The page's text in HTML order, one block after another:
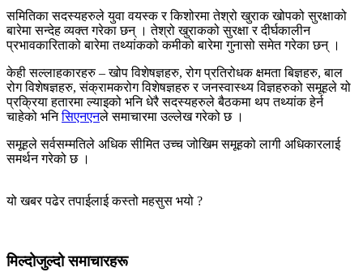
समितिका सदस्यहरुले युवा वयस्क र किशोरमा तेश्रो खुराक खोपको सुरक्षाको
बारेमा सन्देह व्यक्त गरेका छन् । तेश्रो खुराकको सुरक्षा र दीर्घकालीन
प्रभावकारिताको बारेमा तथ्यांकको कमीको बारेमा गुनासो समेत गरेका छन् ।
केही सल्लाहकारहरु – खोप विशेषज्ञहरु, रोग प्रतिरोधक क्षमता बिज्ञहरु, बाल
रोग विशेषज्ञहरु, संक्रामकरोग विशेषज्ञहरु र जनस्वास्थ्य विज्ञहरुको समूहले यो
प्रक्रिया हतारमा ल्याइको भनि धेरै सदस्यहरुले बैठकमा थप तथ्यांक हेर्न
चाहेको भनिसिएनएनले समाचारमा उल्लेख गरेको छ ।
समूहले सर्वसम्मतिले अधिक सीमित उच्च जोखिम समूहको लागी अधिकारलाई
समर्थन गरेको छ ।
यो खबर पढेर तपाईलाई कस्तो महसुस भयो ?
मिल्दोजुल्दो समाचारहरू